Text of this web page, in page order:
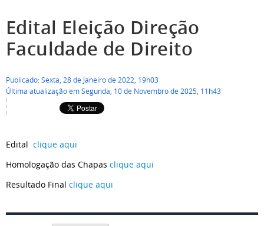
Edital Eleição Direção
Faculdade de Direito
Publicado: Sexta, 28 de Janeiro de 2022, 19h03
Última atualização em Segunda, 10 de Novembro de 2025, 11h43
Edital clique aqui
Homologação das Chapas clique aqui
Resultado Final clique aqui